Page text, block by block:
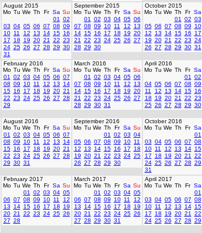
August 2015
Mo Tu We Th Fr Sa Su
01
02
03 04 05 06 07 08 09
10 11 12 13 14 15 16
17
18 19 20 21 22 23
24 25 26 27 28 29 30
31
September 2015
Mo Tu We Th Fr Sa Su
01
02 03 04 05 06
07 08 09 10 11 12
13
14 15 16 17 18 19 20
21
22 23 24 25 26 27
28 29 30
October 2015
Mo Tu We Th Fr Sa
01
02 03
05 06 07 08 09 10
12
13 14 15 16 17
19 20 21 22 23 24
26 27 28 29 30 31
February 2016
Mo Tu We Th Fr Sa Su
01
02 03 04 05 06 07
08 09 10 11 12 13
14
15 16 17 18 19 20 21
22 23 24 25 26 27 28
29
March 2016
Mo Tu We Th Fr Sa Su
01
02 03 04 05 06
07 08 09 10 11 12
13
14 15 16 17 18 19 20
21
22 23 24 25 26 27
28 29 30 31
April 2016
Mo Tu We Th Fr Sa
01
02
04 05 06 07 08 09
11
12 13 14 15 16
18
19 20 21 22 23
25 26 27 28 29 30
August 2016
Mo Tu We Th Fr Sa Su
01
02 03 04 05 06 07
08 09 10 11 12 13
14
15 16 17 18 19 20 21
22 23 24 25 26 27 28
29 30 31
September 2016
Mo Tu We Th Fr Sa Su
01
02 03 04
05 06 07 08 09 10 11
12
13 14 15 16 17
18
19 20 21 22 23 24 25
26 27 28 29 30
October 2016
Mo Tu We Th Fr Sa
01
03 04 05 06 07 08
10 11 12 13 14 15
17
18 19 20 21 22
24 25 26 27 28 29
31
February 2017
Mo Tu We Th Fr Sa Su
01
02 03 04 05
06 07 08 09 10 11
12
13
14 15 16 17 18
19
20 21 22 23 24 25 26
27 28
March 2017
Mo Tu We Th Fr Sa Su
01
02 03 04 05
06 07 08 09 10 11
12
13
14 15 16 17 18
19
20 21 22 23 24 25 26
27 28 29 30 31
April 2017
Mo Tu We Th Fr Sa
01
03 04 05 06 07 08
10 11 12 13 14 15
17
18 19 20 21 22
24 25 26 27 28 29